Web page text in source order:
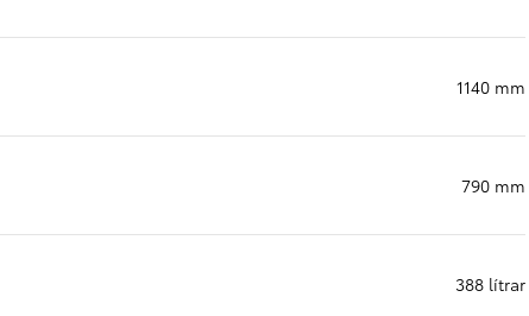
1140 mm
790 mm
388 lítrar